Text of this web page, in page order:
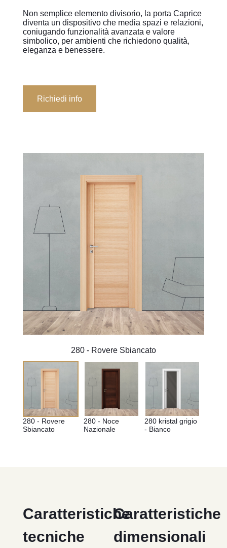
280 - Rovere
Sbiancato
280 - Noce
Nazionale
280 kristal grigio
- Bianco
280 - Rovere Sbiancato
Non semplice elemento divisorio, la porta Caprice
diventa un dispositivo che media spazi e relazioni,
coniugando funzionalità avanzata e valore
simbolico, per ambienti che richiedono qualità,
eleganza e benessere.
Richiedi info
Caratteristiche
dimensionali
Caratteristiche
tecniche